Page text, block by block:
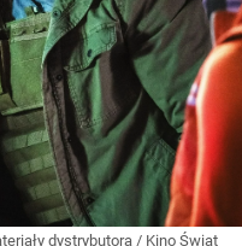
dystrybutora / Kino Świat